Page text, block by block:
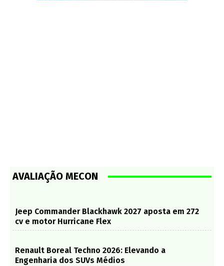
AVALIAÇÃO MECON
Jeep Commander Blackhawk 2027 aposta em 272
cv e motor Hurricane Flex
Renault Boreal Techno 2026: Elevando a
Engenharia dos SUVs Médios